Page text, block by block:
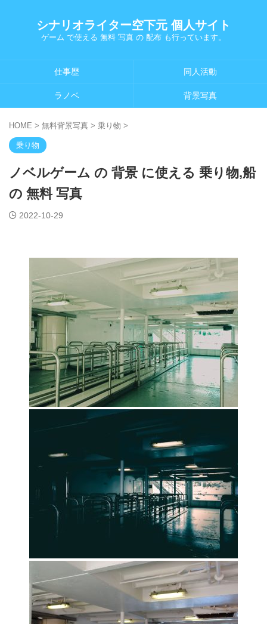
シナリオライター空下元 個人サイト
ゲーム で使える 無料 写真 の 配布 も行っています。
仕事歴 同人活動
ラノベ 背景写真
HOME > 無料背景写真 > 乗り物 >
乗り物
ノベルゲーム の 背景 に使える 乗り物,船
の 無料 写真
2022-10-29